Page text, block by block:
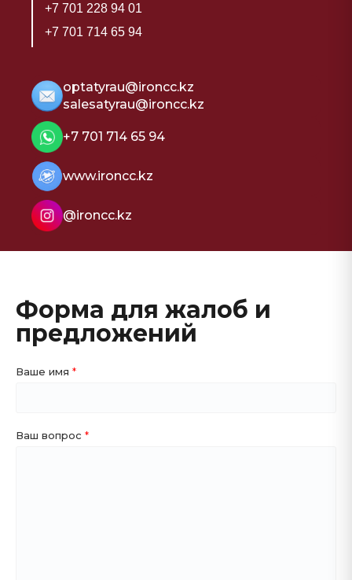
+7 701 228 94 01
+7 701 714 65 94
optatyrau@ironcc.kz
salesatyrau@ironcc.kz
+7 701 714 65 94
www.ironcc.kz
@ironcc.kz
Форма для жалоб и
предложений
Ваше имя
Ваш вопрос